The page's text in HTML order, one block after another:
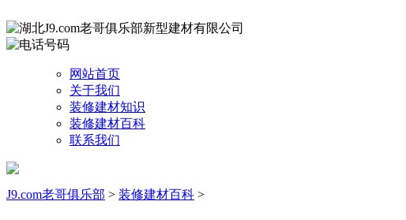
网站首页
关于我们
装修建材知识
装修建材百科
联系我们
J9.com老哥俱乐部 > 装修建材百科 >